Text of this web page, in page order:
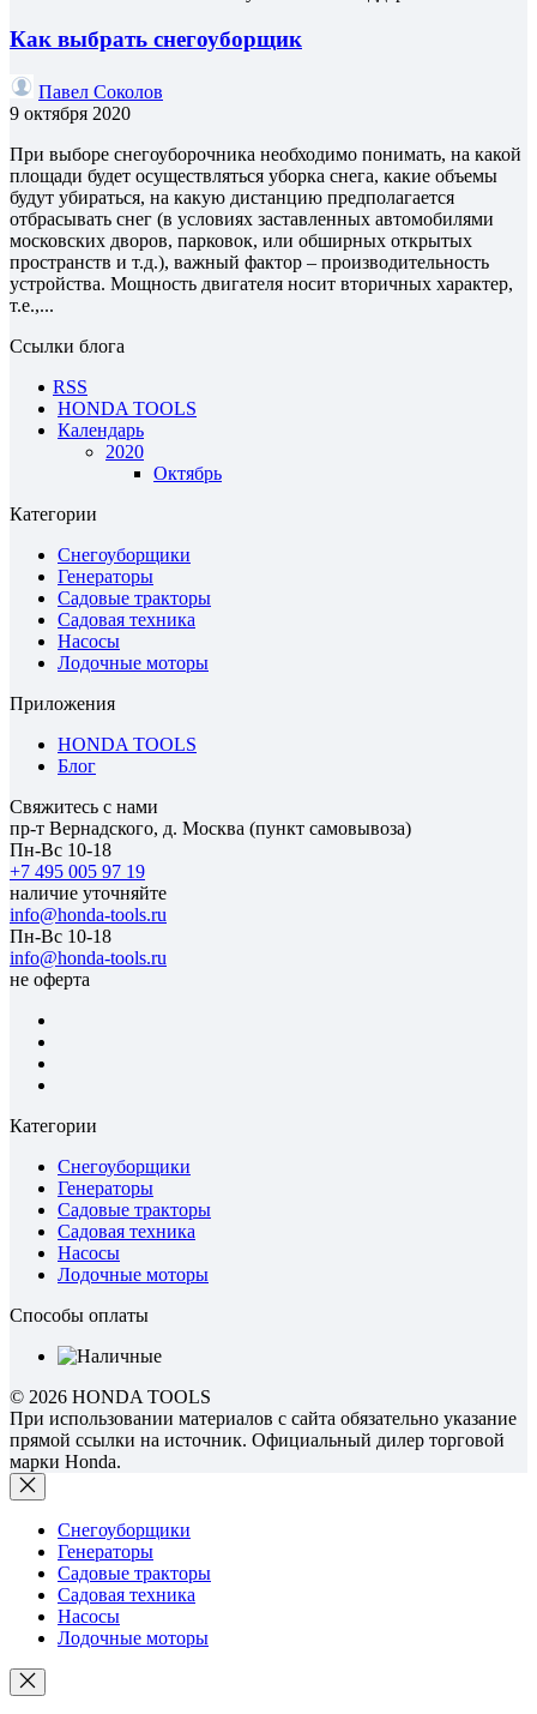
Как выбрать снегоуборщик
Павел Соколов
9 октября 2020
При выборе снегоуборочника необходимо понимать, на какой
площади будет осуществляться уборка снега, какие объемы
будут убираться, на какую дистанцию предполагается
отбрасывать снег (в условиях заставленных автомобилями
московских дворов, парковок, или обширных открытых
пространств и т.д.), важный фактор – производительность
устройства. Мощность двигателя носит вторичных характер,
т.е.,...
Ссылки блога
RSS
HONDA TOOLS
Календарь
2020
Октябрь
Категории
Снегоуборщики
Генераторы
Садовые тракторы
Садовая техника
Насосы
Лодочные моторы
Приложения
HONDA TOOLS
Блог
Свяжитесь с нами
пр-т Вернадского, д. Москва (пункт самовывоза)
Пн-Вс 10-18
+7 495 005 97 19
наличие уточняйте
info@honda-tools.ru
Пн-Вс 10-18
info@honda-tools.ru
не оферта
Категории
Снегоуборщики
Генераторы
Садовые тракторы
Садовая техника
Насосы
Лодочные моторы
Способы оплаты
© 2026 HONDA TOOLS
При использовании материалов с сайта обязательно указание
прямой ссылки на источник. Официальный дилер торговой
марки Honda.
Снегоуборщики
Генераторы
Садовые тракторы
Садовая техника
Насосы
Лодочные моторы